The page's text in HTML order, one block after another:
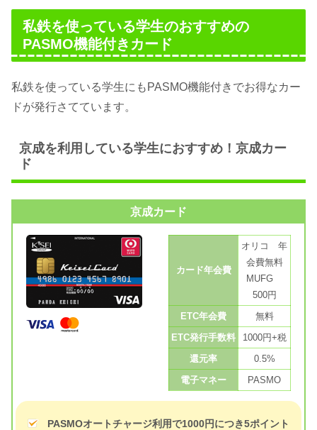
私鉄を使っている学生のおすすめの
PASMO機能付きカード
私鉄を使っている学生にもPASMO機能付きでお得なカー
ドが発行さてています。
京成を利用している学生におすすめ！京成カー
ド
京成カード
カード年会費
オリコ 年
会費無料
MUFG
500円
ETC年会費
無料
ETC発行手数料
1000円+税
還元率
0.5%
電子マネー
PASMO
PASMOオートチャージ利用で1000円につき5ポイント